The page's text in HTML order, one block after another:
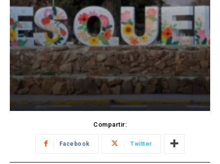
Compartir:
Facebook Twitter